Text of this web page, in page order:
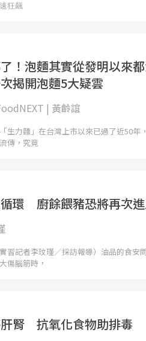
！泡麵其實從發明以來
揭開泡麵5大疑雲
| 黃齡誼
生力麵」在台灣上市以來已過了近50年
傳，究竟
環 廚餘餵豬恐將再次
實習記者李玟瑾／採訪報導）油品的食安
傷腦筋時，
腎 抗氧化食物助排毒